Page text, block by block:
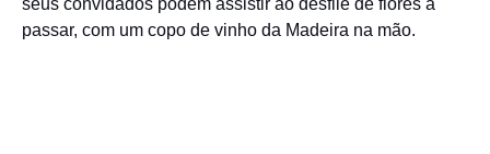
seus convidados podem assistir ao desfile de flores a
passar, com um copo de vinho da Madeira na mão.